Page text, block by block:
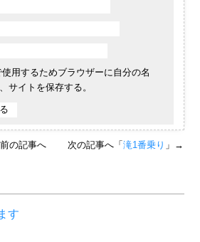
用するためブラウザーに自分の名
サイトを保存する。
の記事へ 次の記事へ「滝1番乗り 」→
す